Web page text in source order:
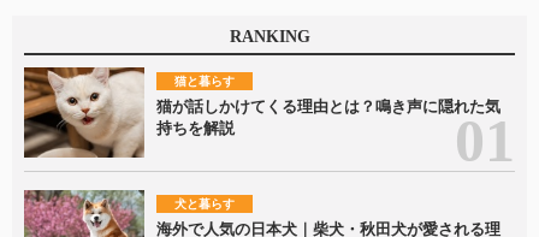
RANKING
猫と暮らす
猫が話しかけてくる理由とは？鳴き声に隠れた気
持ちを解説
犬と暮らす
海外で人気の日本犬｜柴犬・秋田犬が愛される理